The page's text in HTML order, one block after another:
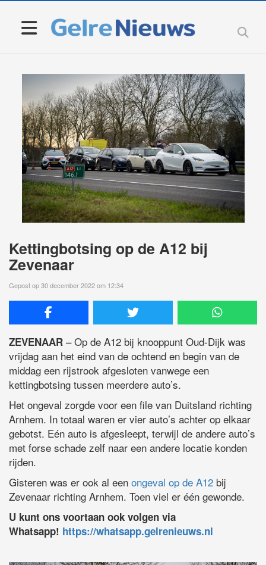
Kettingbotsing op de A12 bij
Zevenaar
Gepost op 30 december 2022 om 12:34
ZEVENAAR – Op de A12 bij knooppunt Oud-Dijk was
vrijdag aan het eind van de ochtend en begin van de
middag een rijstrook afgesloten vanwege een
kettingbotsing tussen meerdere auto’s.
Het ongeval zorgde voor een file van Duitsland richting
Arnhem. In totaal waren er vier auto’s achter op elkaar
gebotst. Eén auto is afgesleept, terwijl de andere auto’s
met forse schade zelf naar een andere locatie konden
rijden.
Gisteren was er ook al een ongeval op de A12 bij
Zevenaar richting Arnhem. Toen viel er één gewonde.
U kunt ons voortaan ook volgen via
Whatsapp! https://whatsapp.gelrenieuws.nl